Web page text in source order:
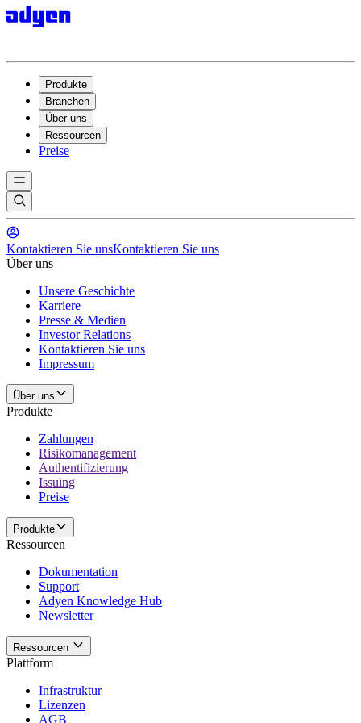
Produkte
Branchen
Über uns
Ressourcen
Preise
Kontaktieren Sie unsKontaktieren Sie uns
Über uns
Unsere Geschichte
Karriere
Presse & Medien
Investor Relations
Kontaktieren Sie uns
Impressum
Über uns
Produkte
Zahlungen
Risikomanagement
Authentifizierung
Issuing
Preise
Produkte
Ressourcen
Dokumentation
Support
Adyen Knowledge Hub
Newsletter
Ressourcen
Plattform
Infrastruktur
Lizenzen
AGB